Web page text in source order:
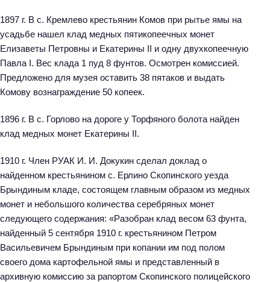
1897 г. В с. Кремлево крестьянин Комов при рытье ямы на
усадьбе нашел клад медных пятикопеечных монет
Елизаветы Петровны и Екатерины II и одну двухкопеечную
Павла I. Вес клада 1 пуд 8 фунтов. Осмотрен комиссией.
Предложено для музея оставить 38 пятаков и выдать
Комову вознаграждение 50 копеек.
1896 г. В с. Горлово на дороге у Торфяного болота найден
клад медных монет Екатерины II.
1910 г. Член РУАК И. И. Докукин сделал доклад о
найденном крестьянином с. Ерлино Скопинского уезда
Брындиным кладе, состоящем главным образом из медных
монет и небольшого количества серебряных монет
следующего содержания: «Разобран клад весом 63 фунта,
найденный 5 сентября 1910 г. крестьянином Петром
Васильевичем Брындиным при копании им под полом
своего дома картофельной ямы и представленный в
архивную комиссию за рапортом Скопинского полицейского